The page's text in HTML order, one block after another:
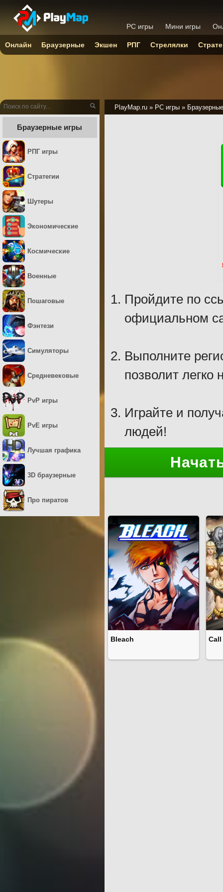
PlayMap.ru » PC игры » Браузерные
Пройдите по
официальном
Выполните
позволит легко
Играйте и
людей!
Bleach
Браузерные игры
РПГ игры
Стратегии
Шутеры
Экономические
Космические
Военные
Пошаговые
Фэнтези
Симуляторы
Средневековые
PvP игры
PvE игры
Лучшая графика
3D браузерные
Про пиратов
PC игры Мини игры
Онлайн Браузерные Экшен РПГ Стрелялки